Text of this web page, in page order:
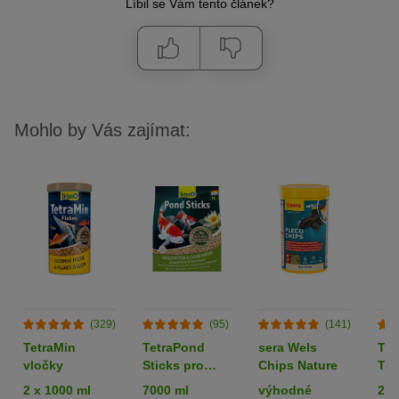
Líbil se Vám tento článek?
Mohlo by Vás zajímat:
(329)
TetraMin
vločky
2 x 1000 ml
(95)
TetraPond
Sticks pro
jezírkové ryby
7000 ml
(141)
sera Wels
Chips Nature
výhodné